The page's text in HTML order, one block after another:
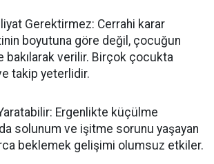
Gerektirmez: Cerrahi karar
boyutuna göre değil, çocuğun
bakılarak verilir. Birçok çocukta
takip yeterlidir.
Ergenlikte küçülme
solunum ve işitme sorunu yaşayan
beklemek gelişimi olumsuz etkiler.